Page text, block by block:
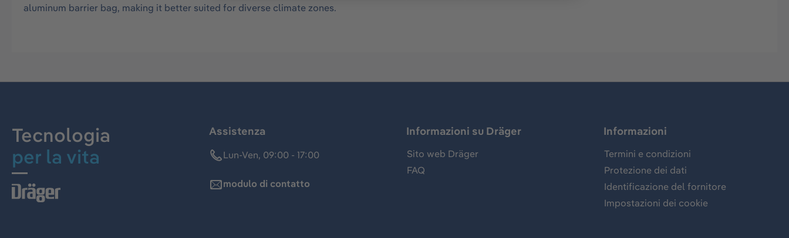
aluminum barrier bag, making it better suited for diverse climate zones.
Tecnologia
per la vita
Assistenza
Lun-Ven, 09:00 - 17:00
modulo di contatto
Informazioni su Dräger
Sito web Dräger
FAQ
Informazioni
Termini e condizioni
Protezione dei dati
Identificazione del fornitore
Impostazioni dei cookie